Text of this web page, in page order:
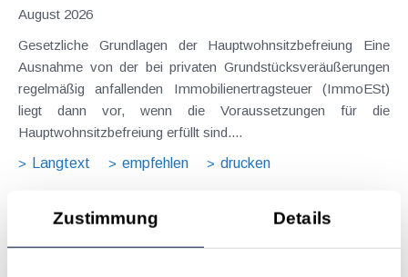
Zustimmung Details
August 2026
Gesetzliche Grundlagen der Hauptwohnsitzbefreiung Eine
Ausnahme von der bei privaten Grundstücksveräußerungen
regelmäßig anfallenden Immobilienertragsteuer (ImmoESt)
liegt dann vor, wenn die Voraussetzungen für die
Hauptwohnsitzbefreiung erfüllt sind....
Langtext
empfehlen drucken
Tagesgelder auch bei eintägiger Reise ohne